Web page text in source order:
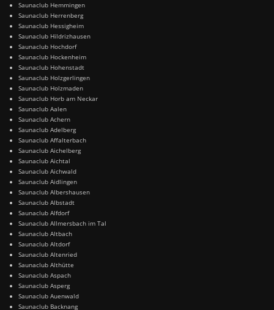
Saunaclub Hemmingen
Saunaclub Herrenberg
Saunaclub Hessigheim
Saunaclub Hildrizhausen
Saunaclub Hochdorf
Saunaclub Hockenheim
Saunaclub Hohenstadt
Saunaclub Holzgerlingen
Saunaclub Holzmaden
Saunaclub Horb am Neckar
Saunaclub Aalen
Saunaclub Achern
Saunaclub Adelberg
Saunaclub Affalterbach
Saunaclub Aichelberg
Saunaclub Aichtal
Saunaclub Aichwald
Saunaclub Aidlingen
Saunaclub Albershausen
Saunaclub Albstadt
Saunaclub Alfdorf
Saunaclub Allmersbach im Tal
Saunaclub Altbach
Saunaclub Altdorf
Saunaclub Altenried
Saunaclub Althütte
Saunaclub Aspach
Saunaclub Asperg
Saunaclub Auenwald
Saunaclub Backnang